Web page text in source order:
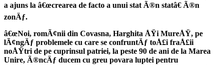
a ajuns la â€œcrearea de facto a unui stat Ã®n statâ€ Ã®n
zonÄƒ.
â€œNoi, romÃ¢nii din Covasna, Harghita ÅŸi MureÅŸ, pe
lÃ¢ngÄƒ problemele cu care se confruntÄƒ toÅ£i fraÅ£ii
noÅŸtri de pe cuprinsul patriei, la peste 90 de ani de la Marea
Unire, Ã®ncÄƒ ducem cu greu povara luptei pentru